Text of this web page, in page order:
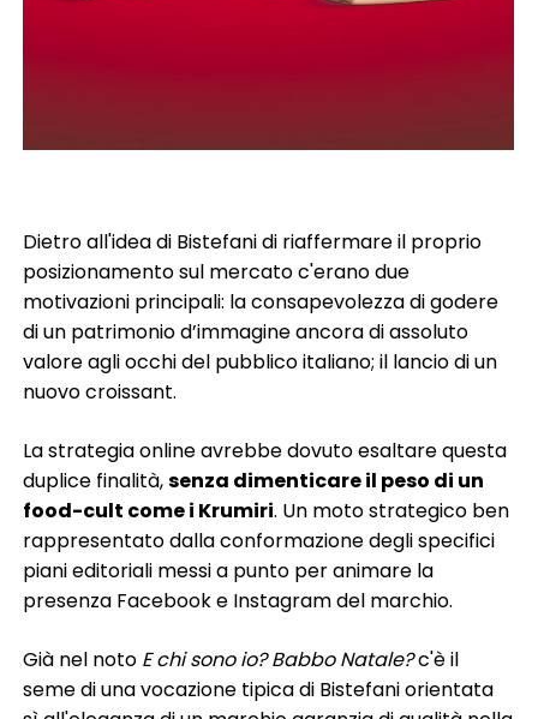
Dietro all'idea di Bistefani di riaffermare il proprio
posizionamento sul mercato c'erano due
motivazioni principali: la consapevolezza di godere
di un patrimonio d’immagine ancora di assoluto
valore agli occhi del pubblico italiano; il lancio di un
nuovo croissant.
La strategia online avrebbe dovuto esaltare questa
duplice finalità,senza dimenticare il peso di un
food-cult come i Krumiri. Un moto strategico ben
rappresentato dalla conformazione degli specifici
piani editoriali messi a punto per animare la
presenza Facebook e Instagram del marchio.
Già nel noto E chi sono io? Babbo Natale?c'è il
seme di una vocazione tipica di Bistefani orientata